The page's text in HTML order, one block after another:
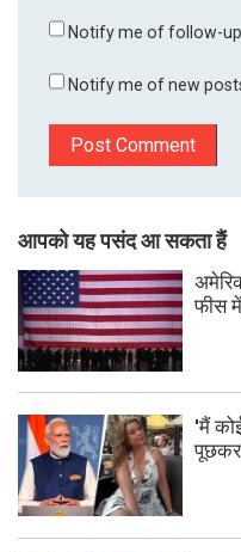
Notify me of follow-
Notify me of new
आपको यह पसंद आ सकता हैं
फीस
'मैं